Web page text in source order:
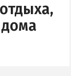
дома